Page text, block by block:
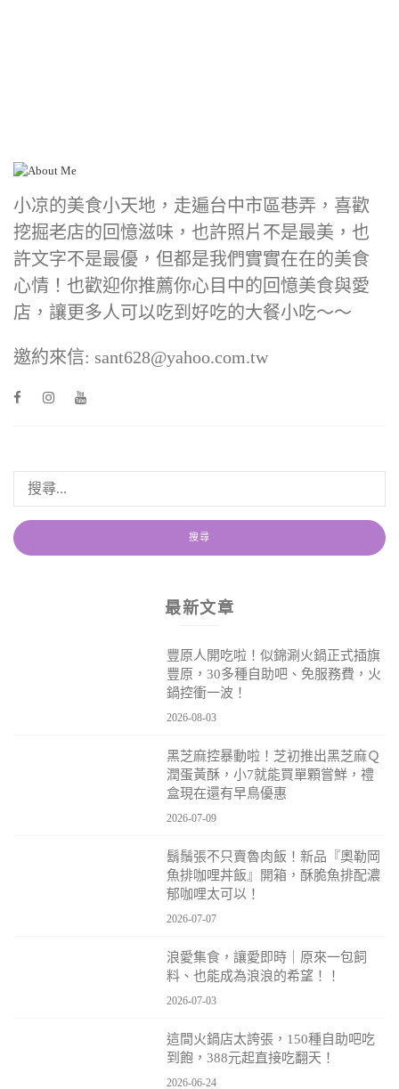
小凉的美食小天地，走遍台中市區巷弄，喜歡
挖掘老店的回憶滋味，也許照片不是最美，也
許文字不是最優，但都是我們實實在在的美食
心情！也歡迎你推薦你心目中的回憶美食與愛
店，讓更多人可以吃到好吃的大餐小吃～～
邀約來信: sant628@yahoo.com.tw
最新文章
豐原人開吃啦！似錦涮火鍋正式插旗
豐原，30多種自助吧、免服務費，火
鍋控衝一波！
2026-08-03
黑芝麻控暴動啦！芝初推出黑芝麻Ｑ
潤蛋黃酥，小7就能買單顆嘗鮮，禮
盒現在還有早鳥優惠
2026-07-09
鬍鬚張不只賣魯肉飯！新品『奧勒岡
魚排咖哩丼飯』開箱，酥脆魚排配濃
郁咖哩太可以！
2026-07-07
浪愛集食，讓愛即時｜原來一包飼
料、也能成為浪浪的希望！！
2026-07-03
這間火鍋店太誇張，150種自助吧吃
到飽，388元起直接吃翻天！
2026-06-24